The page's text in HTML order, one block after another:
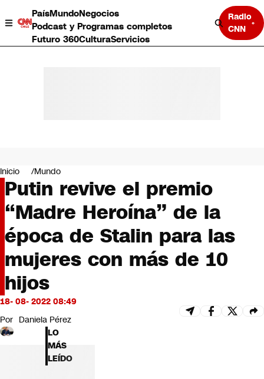
PaísMundoNegocios
Podcast y Programas completos
Futuro 360CulturaServicios
Radio
CNN
Negocios
Deportes
Programas completos
Cultura
Servicios
Bits
CNN Data
CNN tiempo
Futuro 360
Opinión
Inicio Mundo
Putin revive el premio
“Madre Heroína” de la
época de Stalin para las
mujeres con más de 10
hijos
18- 08- 2022 08:49
Por Daniela Pérez
LO
MÁS
LEÍDO